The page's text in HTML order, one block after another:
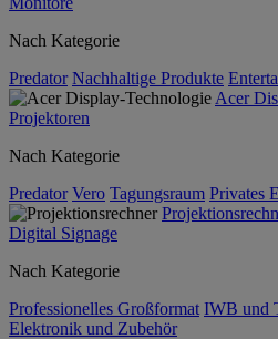
Nach Kategorie
Predator Nachhaltige Produkte
Acer
Projektoren
Nach Kategorie
Predator Vero Tagungsraum Privates
Digital Signage
Nach Kategorie
Professionelles Großformat IWB und
Elektronik und Zubehör